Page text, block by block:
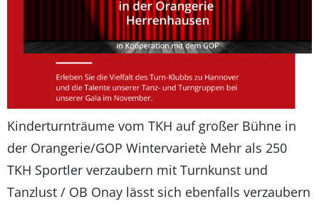
Kinderturnträume vom TKH auf großer Bühne in
der Orangerie/GOP Wintervarietè Mehr als 250
TKH Sportler verzaubern mit Turnkunst und
Tanzlust / OB Onay lässt sich ebenfalls verzaubern